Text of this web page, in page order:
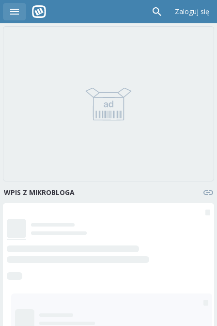
Zaloguj się
WPIS Z MIKROBLOGA